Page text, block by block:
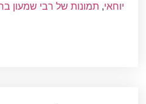
יוחאי, תמונות של רבי שמעון בר